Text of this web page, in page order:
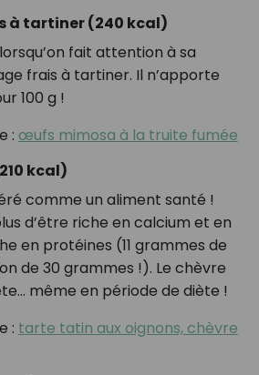
à tartiner (240 kcal)
fait attention à sa
frais à tartiner. Il n’apporte
100 g !
: œufs mimosa à la truite fumée
kcal)
comme un aliment santé !
d’être riche en calcium et en
en protéines (11 grammes de
de 30 grammes !). Le chèvre
même en période de diète !
: tarte tatin aux oignons, chèvre